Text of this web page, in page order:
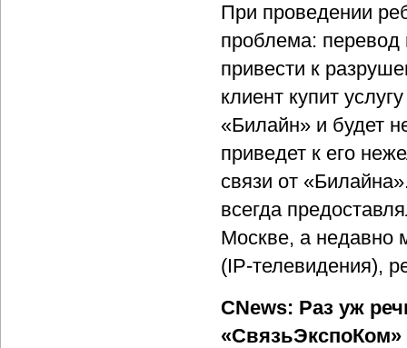
При проведении
проблема: перевод
привести к
клиент купит
«Билайн» и будет
приведет к его
связи от
всегда
Москве, а
(IP-телевидения),
CNews: Раз уж